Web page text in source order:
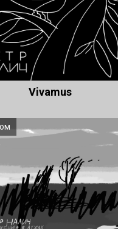
Vivamus